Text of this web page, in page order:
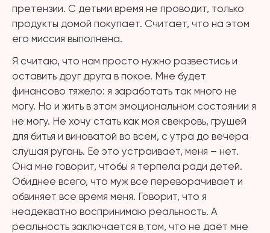
претензии. С детьми время не проводит, только
продукты домой покупает. Считает, что на этом
его миссия выполнена.
Я считаю, что нам просто нужно развестись и
оставить друг друга в покое. Мне будет
финансово тяжело: я заработать так много не
могу. Но и жить в этом эмоциональном состоянии я
не могу. Не хочу стать как моя свекровь, грушей
для битья и виноватой во всем, с утра до вечера
слушая ругань. Ее это устраивает, меня – нет.
Она мне говорит, чтобы я терпела ради детей.
Обиднее всего, что муж все переворачивает и
обвиняет все время меня. Говорит, что я
неадекватно воспринимаю реальность. А
реальность заключается в том, что не даёт мне